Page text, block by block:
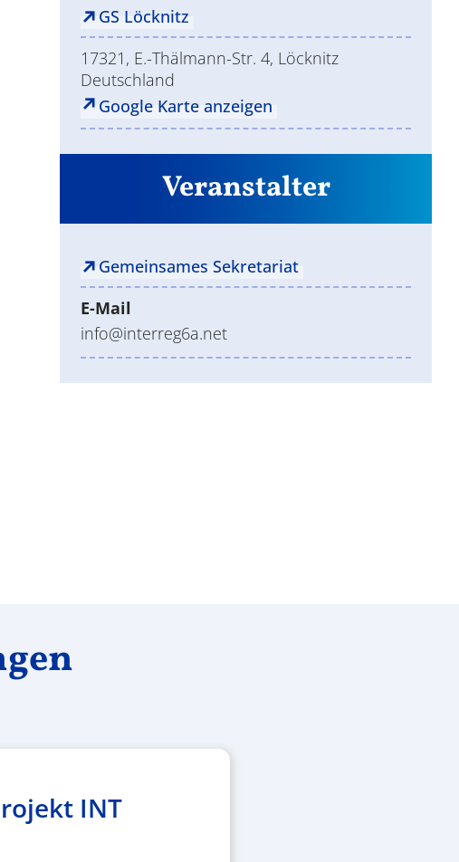
GS Löcknitz
17321, E.-Thälmann-Str. 4, Löcknitz
Deutschland
Google Karte anzeigen
Veranstalter
Gemeinsames Sekretariat
E-Mail
info@interreg6a.net
INT